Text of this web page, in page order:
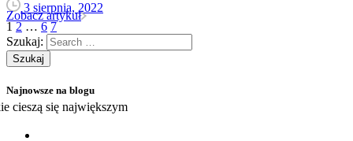
3 sierpnia, 2022
Zobacz artykuł
1 2 … 6 7
Szukaj:
Najnowsze na blogu